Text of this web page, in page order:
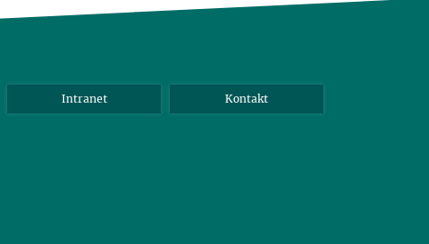
Intranet Kontakt